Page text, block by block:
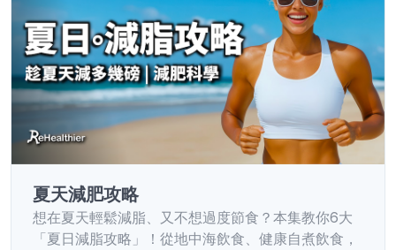
夏天減肥攻略
想在夏天輕鬆減脂、又不想過度節食？本集教你6大
「夏日減脂攻略」！從地中海飲食、健康自煮飲食，